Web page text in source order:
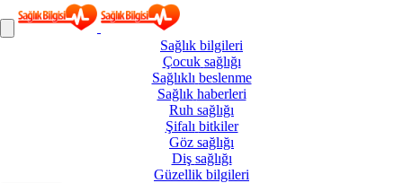
Sağlık bilgileri
Çocuk sağlığı
Sağlıklı beslenme
Sağlık haberleri
Ruh sağlığı
Şifalı bitkiler
Göz sağlığı
Diş sağlığı
Güzellik bilgileri